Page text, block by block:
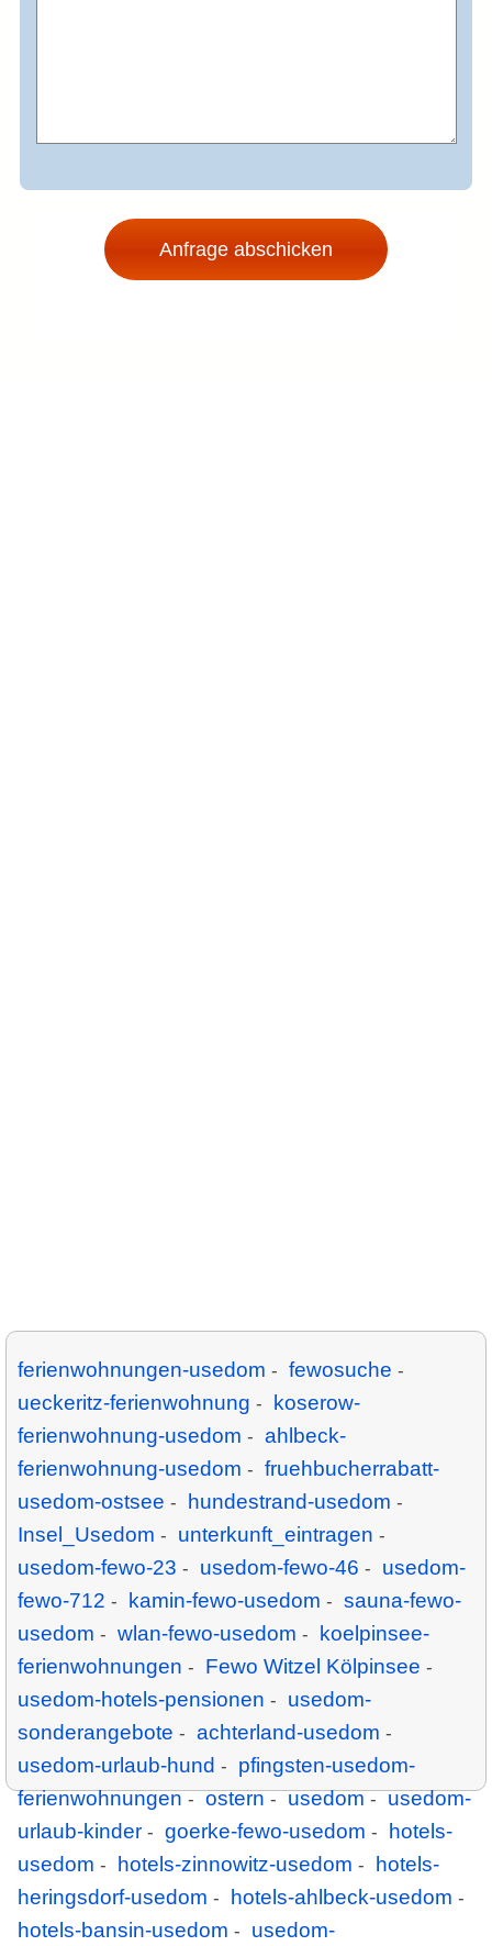
ferienwohnungen-usedom - fewosuche -
ueckeritz-ferienwohnung -
koserow-
ferienwohnung-usedom - ahlbeck-
ferienwohnung-usedom - fruehbucherrabatt-
usedom-ostsee - hundestrand-usedom -
Insel_Usedom - unterkunft_eintragen -
usedom-fewo-23 - usedom-fewo-46 - usedom-
fewo-712 - kamin-fewo-usedom - sauna-fewo-
usedom - wlan-fewo-usedom -
koelpinsee-
ferienwohnungen - Fewo Witzel Kölpinsee -
usedom-hotels-pensionen - usedom-
sonderangebote - achterland-usedom -
usedom-urlaub-hund - pfingsten-usedom-
ferienwohnungen - ostern - usedom - usedom-
urlaub-kinder - goerke-fewo-usedom -
hotels-
usedom - hotels-zinnowitz-usedom -
hotels-
heringsdorf-usedom - hotels-ahlbeck-usedom -
hotels-bansin-usedom - usedom-